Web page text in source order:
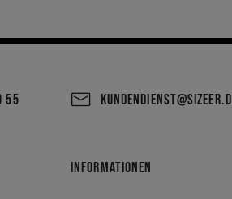
55
INFORMATIONEN